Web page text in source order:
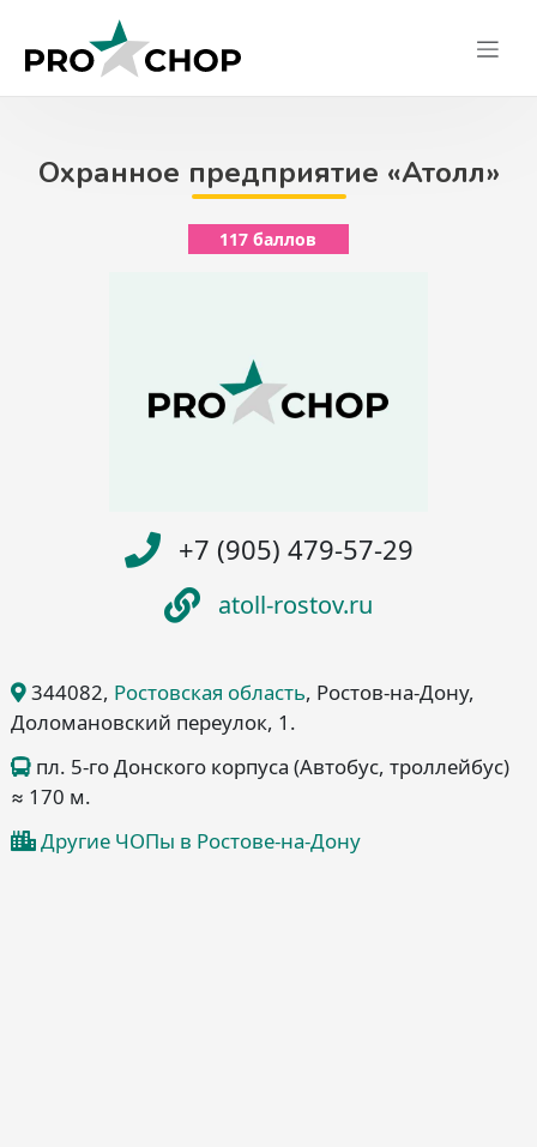
content
Охранное предприятие «Атолл»
117 баллов
+7 (905) 479-57-29
atoll-rostov.ru
344082, Ростовская область, Ростов-на-Дону,
Доломановский переулок, 1 .
пл. 5-го Донского корпуса (Автобус, троллейбус)
≈ 170 м.
Другие ЧОПы в Ростове-на-Дону